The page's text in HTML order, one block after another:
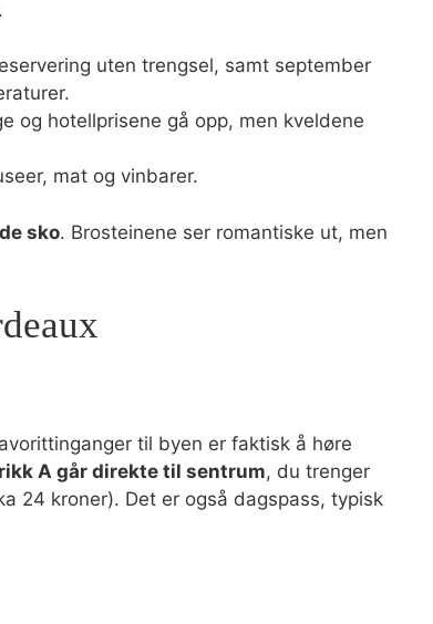
uten trengsel, samt september
og hotellprisene gå opp, men kveldene
mat og vinbarer.
sko. Brosteinene ser romantiske ut, men
til byen er faktisk å høre
A går direkte til sentrum, du trenger
24 kroner). Det er også dagspass, typisk